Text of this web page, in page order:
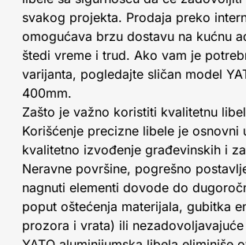
svakog projekta. Prodaja preko
omogućava brzu dostavu na kućnu
štedi vreme i trud. Ako vam je
varijanta, pogledajte sličan model
400mm.
Zašto je važno koristiti kvalitetnu
Korišćenje precizne libele je osnovni
kvalitetno izvođenje građevinskih i
Neravne površine, pogrešno
nagnuti elementi dovode do
poput oštećenja materijala, gubitka
prozora i vrata) ili nezadovoljavajuće